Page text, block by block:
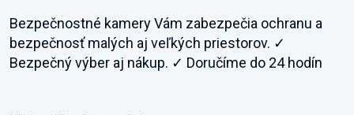
Bezpečnostné kamery Vám zabezpečia ochranu a
bezpečnosť malých aj veľkých priestorov. ✓
Bezpečný výber aj nákup. ✓ Doručíme do 24 hodín